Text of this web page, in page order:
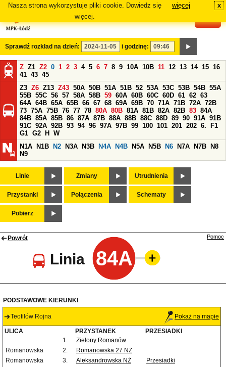
Nasza strona wykorzystuje pliki cookie. Dowiedz się
więcej.
więcej x
Sprawdź rozkład na dzień: i godzinę:
Z Z1 Z2 0 1 2 3 4 5 6 7 8 9 10A 10B 11 12 13 14 15 16
41 43 45
Z3 Z6 Z13 Z43 50A 50B 51A 51B 52 53A 53C 53B 54B 55A
55B 55C 56 57 58A 58B 59 60A 60B 60C 60D 61 62 63
64A 64B 65A 65B 66 67 68 69A 69B 70 71A 71B 72A 72B
73 75A 75B 76 77 78 80A 80B 81A 81B 82A 82B 83 84A
84B 85A 85B 86 87A 87B 88A 88B 88C 88D 89 90 91A 91B
91C 92A 92B 93 94 96 97A 97B 99 100 101 201 202 6.
F1
G1 G2 H
W
N1A
N1B N2 N3A N3B N4A N4B N5A N5B N6 N7A N7B
N8
N9
Linie Zmiany Utrudnienia
Przystanki Połączenia Schematy
Pobierz
Powrót
Linia 84A
Pomoc
PODSTAWOWE KIERUNKI
Teofilów Rojna Pokaż na mapie
ULICA PRZYSTANEK
PRZESIADKI
1.
Zielony Romanów
Romanowska
2.
Romanowska 27 NŻ
Romanowska
3. Aleksandrowska NŻ
Przesiadki